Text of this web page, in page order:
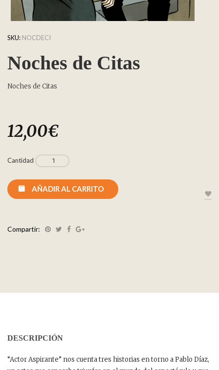
SKU: NOCDECI
Noches de Citas
Noches de Citas
12,00€
Cantidad
AÑADIR AL CARRITO
Compartir:
DESCRIPCIÓN
“Actor Aspirante” nos cuenta tres historias en torno a Pablo Díaz,